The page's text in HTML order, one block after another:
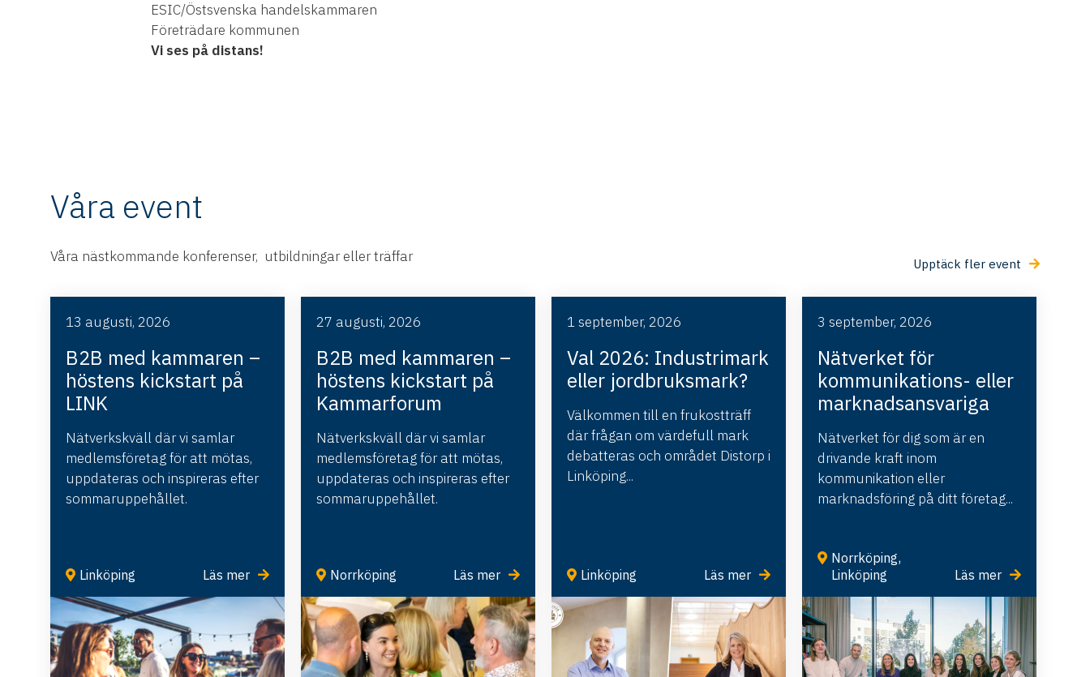
ESIC/Östsvenska handelskammaren
Företrädare kommunen
Vi ses på distans!
Våra event
Våra nästkommande konferenser, utbildningar eller träffar Upptäck fler event
13 augusti, 2026
B2B med kammaren –
höstens kickstart på
LINK
Nätverkskväll där vi samlar
medlemsföretag för att mötas,
uppdateras och inspireras efter
sommaruppehållet.
Linköping Läs mer
27 augusti, 2026
B2B med kammaren –
höstens kickstart på
Kammarforum
Nätverkskväll där vi samlar
medlemsföretag för att mötas,
uppdateras och inspireras efter
sommaruppehållet.
Norrköping Läs mer
1 september, 2026
Val 2026: Industrimark
eller jordbruksmark?
Välkommen till en frukostträff
där frågan om värdefull mark
debatteras och området Distorp i
Linköping...
Linköping Läs mer
3 september, 2026
Nätverket för
kommunikations- eller
marknadsansvariga
Nätverket för dig som är en
drivande kraft inom
kommunikation eller
marknadsföring på ditt företag...
Norrköping,
Linköping
Läs mer